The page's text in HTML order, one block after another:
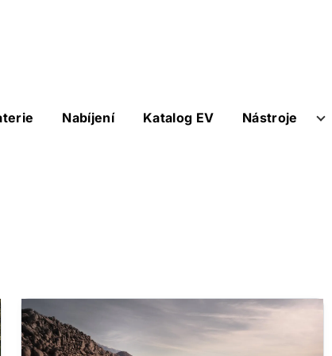
Nabíjení Katalog EV Nástroje